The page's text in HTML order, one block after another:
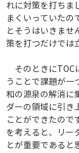
れに対策を打ちま
まくいっていたの
とそうはいきませ
策を打つだけでは
そのときにTOC
うことで課題が一
和の源泉の解消に
ダーの領域に引き
ことができたので
を考えると、リー
とが重要であると